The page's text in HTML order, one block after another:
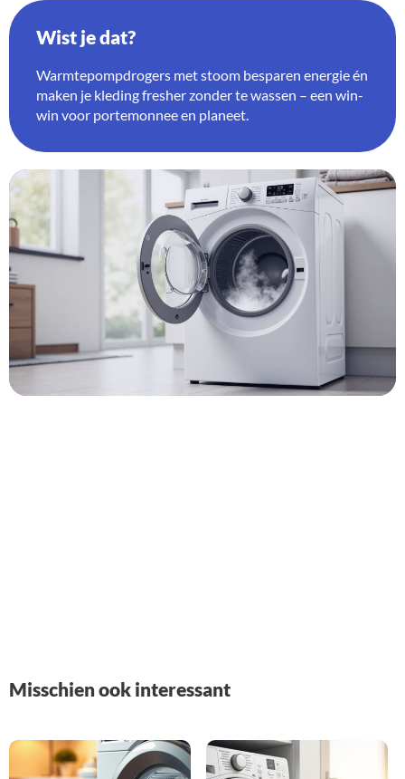
Wist je dat?
Warmtepompdrogers met stoom besparen energie én
maken je kleding fresher zonder te wassen – een win-
win voor portemonnee en planeet.
Misschien ook interessant